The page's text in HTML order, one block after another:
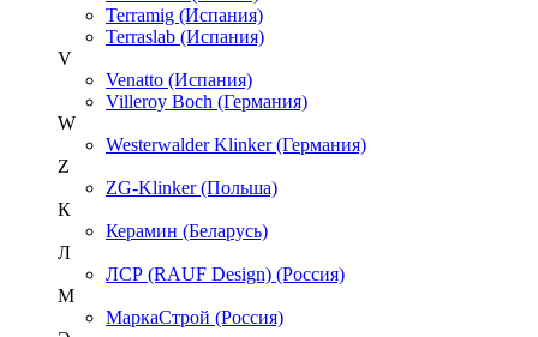
Terramig (Испания)
Terraslab (Испания)
V
Venatto (Испания)
Villeroy Boch (Германия)
W
Westerwalder Klinker (Германия)
Z
ZG-Klinker (Польша)
К
Керамин (Беларусь)
Л
ЛСР (RAUF Design) (Россия)
М
МаркаСтрой (Россия)